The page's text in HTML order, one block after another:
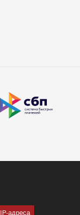
IP-адреса